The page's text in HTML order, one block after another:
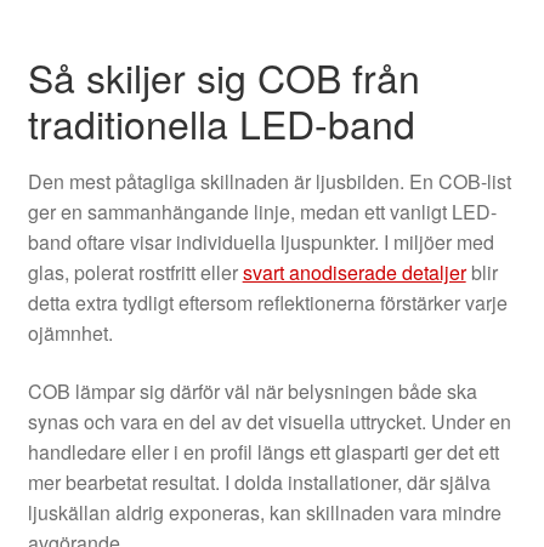
Så skiljer sig COB från
traditionella LED-band
Den mest påtagliga skillnaden är ljusbilden. En COB-list
ger en sammanhängande linje, medan ett vanligt LED-
band oftare visar individuella ljuspunkter. I miljöer med
glas, polerat rostfritt ellersvart anodiserade detaljerblir
detta extra tydligt eftersom reflektionerna förstärker varje
ojämnhet.
COB lämpar sig därför väl när belysningen både ska
synas och vara en del av det visuella uttrycket. Under en
handledare eller i en profil längs ett glasparti ger det ett
mer bearbetat resultat. I dolda installationer, där själva
ljuskällan aldrig exponeras, kan skillnaden vara mindre